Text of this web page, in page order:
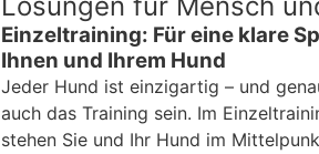
Einzeltraining: Für eine klare
Ihnen und Ihrem Hund
Jeder Hund ist einzigartig – und
auch das Training sein. Im
stehen Sie und Ihr Hund im